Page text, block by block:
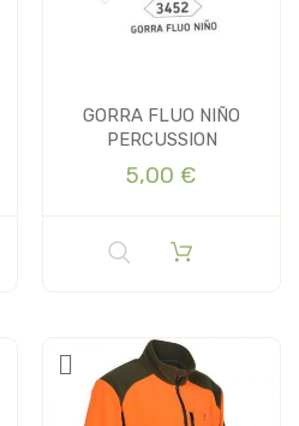
GORRA FLUO NIÑO
PERCUSSION
5,00 €